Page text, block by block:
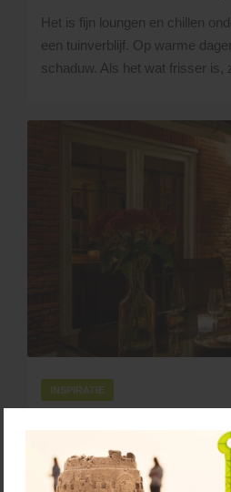
Het is fijn loungen en chillen
een tuinverblijf. Op warme
schaduw. Als het wat frisser is,
INSPIRATIE
Tuinverlichting geeft
Licht komt altijd van pas in je